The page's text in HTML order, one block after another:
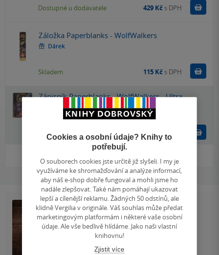
Dostupné u dodavatele 429 Kč s DPH
Záložka Paperblanks - WolfWalkers
Dárek
Skladem 115 Kč s DPH
Zápisník Paperblanks - WolfWalkers - Ultra
Papírnictví
Skladem 608 Kč s DPH
Cookies a osobní údaje? Knihy to
potřebují.
O souborech cookies jste určitě již slyšeli. I my je
využíváme ke shromažďování a analýze informací,
aby náš e-shop dobře fungoval a mohli jsme ho
nadále zlepšovat. Také nám pomáhají ukazovat
lepší a cílenější reklamu. Žádných 50 odstínů, ale
klidně Vergilia v originále. Váš souhlas může předat
marketingovým platformám i některé vaše osobní
údaje. Ale vše bedlivě hlídáme. Jako naši vlastní
knihovnu!
Zjistit více